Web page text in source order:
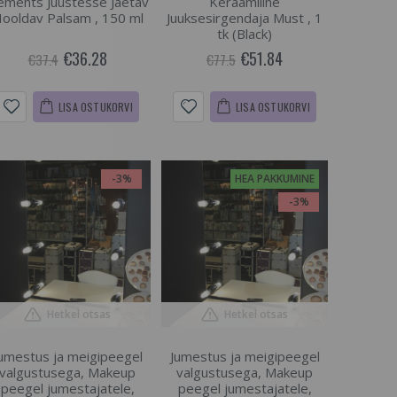
Palsam , 150 ml
€37.4 €36.28
LISA OSTUKORVI
Juuksesirgendaja Must , 1
tk (Black)
€77.5 €51.84
LISA OSTUKORVI
-3%
Hetkel otsas
ja meigipeegel
valgustusega, Makeup
peegel jumestajatele,
HEA PAKKUMINE
-3%
Hetkel otsas
Jumestus ja meigipeegel
valgustusega, Makeup
peegel jumestajatele,